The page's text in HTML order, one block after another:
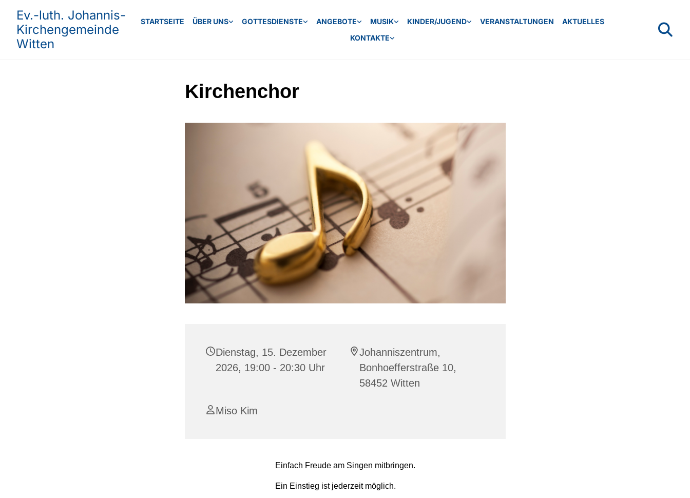
Ev.-luth. Johannis-
Kirchengemeinde
Witten
STARTSEITE ÜBER UNS GOTTESDIENSTE ANGEBOTE MUSIK KINDER/JUGEND VERANSTALTUNGEN
AKTUELLES
KONTAKTE
Kirchenchor
Dienstag, 15. Dezember
2026, 19:00 - 20:30 Uhr
Johanniszentrum,
Bonhoefferstraße 10,
58452 Witten
Miso Kim
Einfach Freude am Singen mitbringen.
Ein Einstieg ist jederzeit möglich.